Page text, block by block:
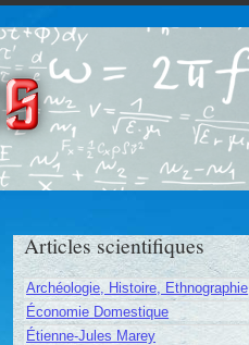
Articles scientifiques
Archéologie, Histoire, Ethnographie
Économie Domestique
Étienne-Jules Marey